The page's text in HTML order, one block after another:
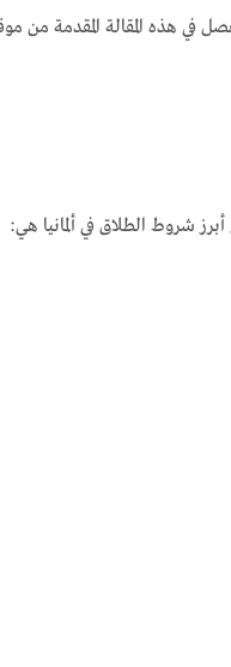
المقالة المقدمة من
شروط الطلاق في ألمانيا هي: